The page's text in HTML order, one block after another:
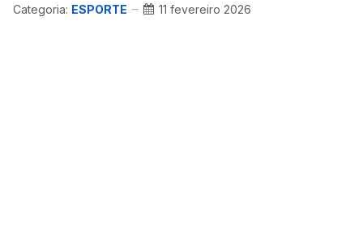
Categoria: ESPORTE 11 fevereiro 2026